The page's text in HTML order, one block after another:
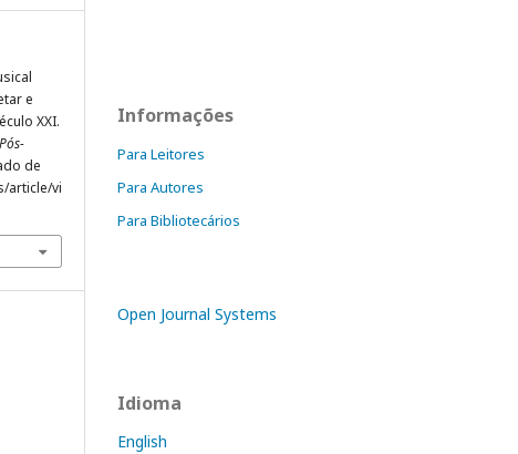
e
XXI.
de
article/vi
Informações
Para Leitores
Para Autores
Para Bibliotecários
Open Journal Systems
Idioma
English